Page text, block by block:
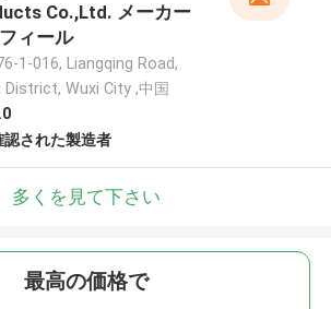
Co.,Ltd. メーカー
ィール
1-016, Liangqing Road,
District, Wuxi City ,中国
認された製造者
多くを見て下さい
最高の価格で